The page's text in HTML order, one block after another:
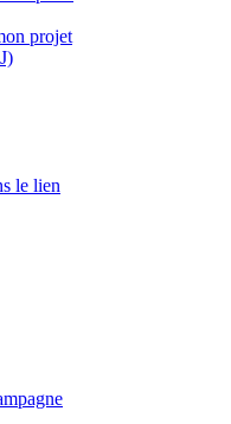
projet
le lien